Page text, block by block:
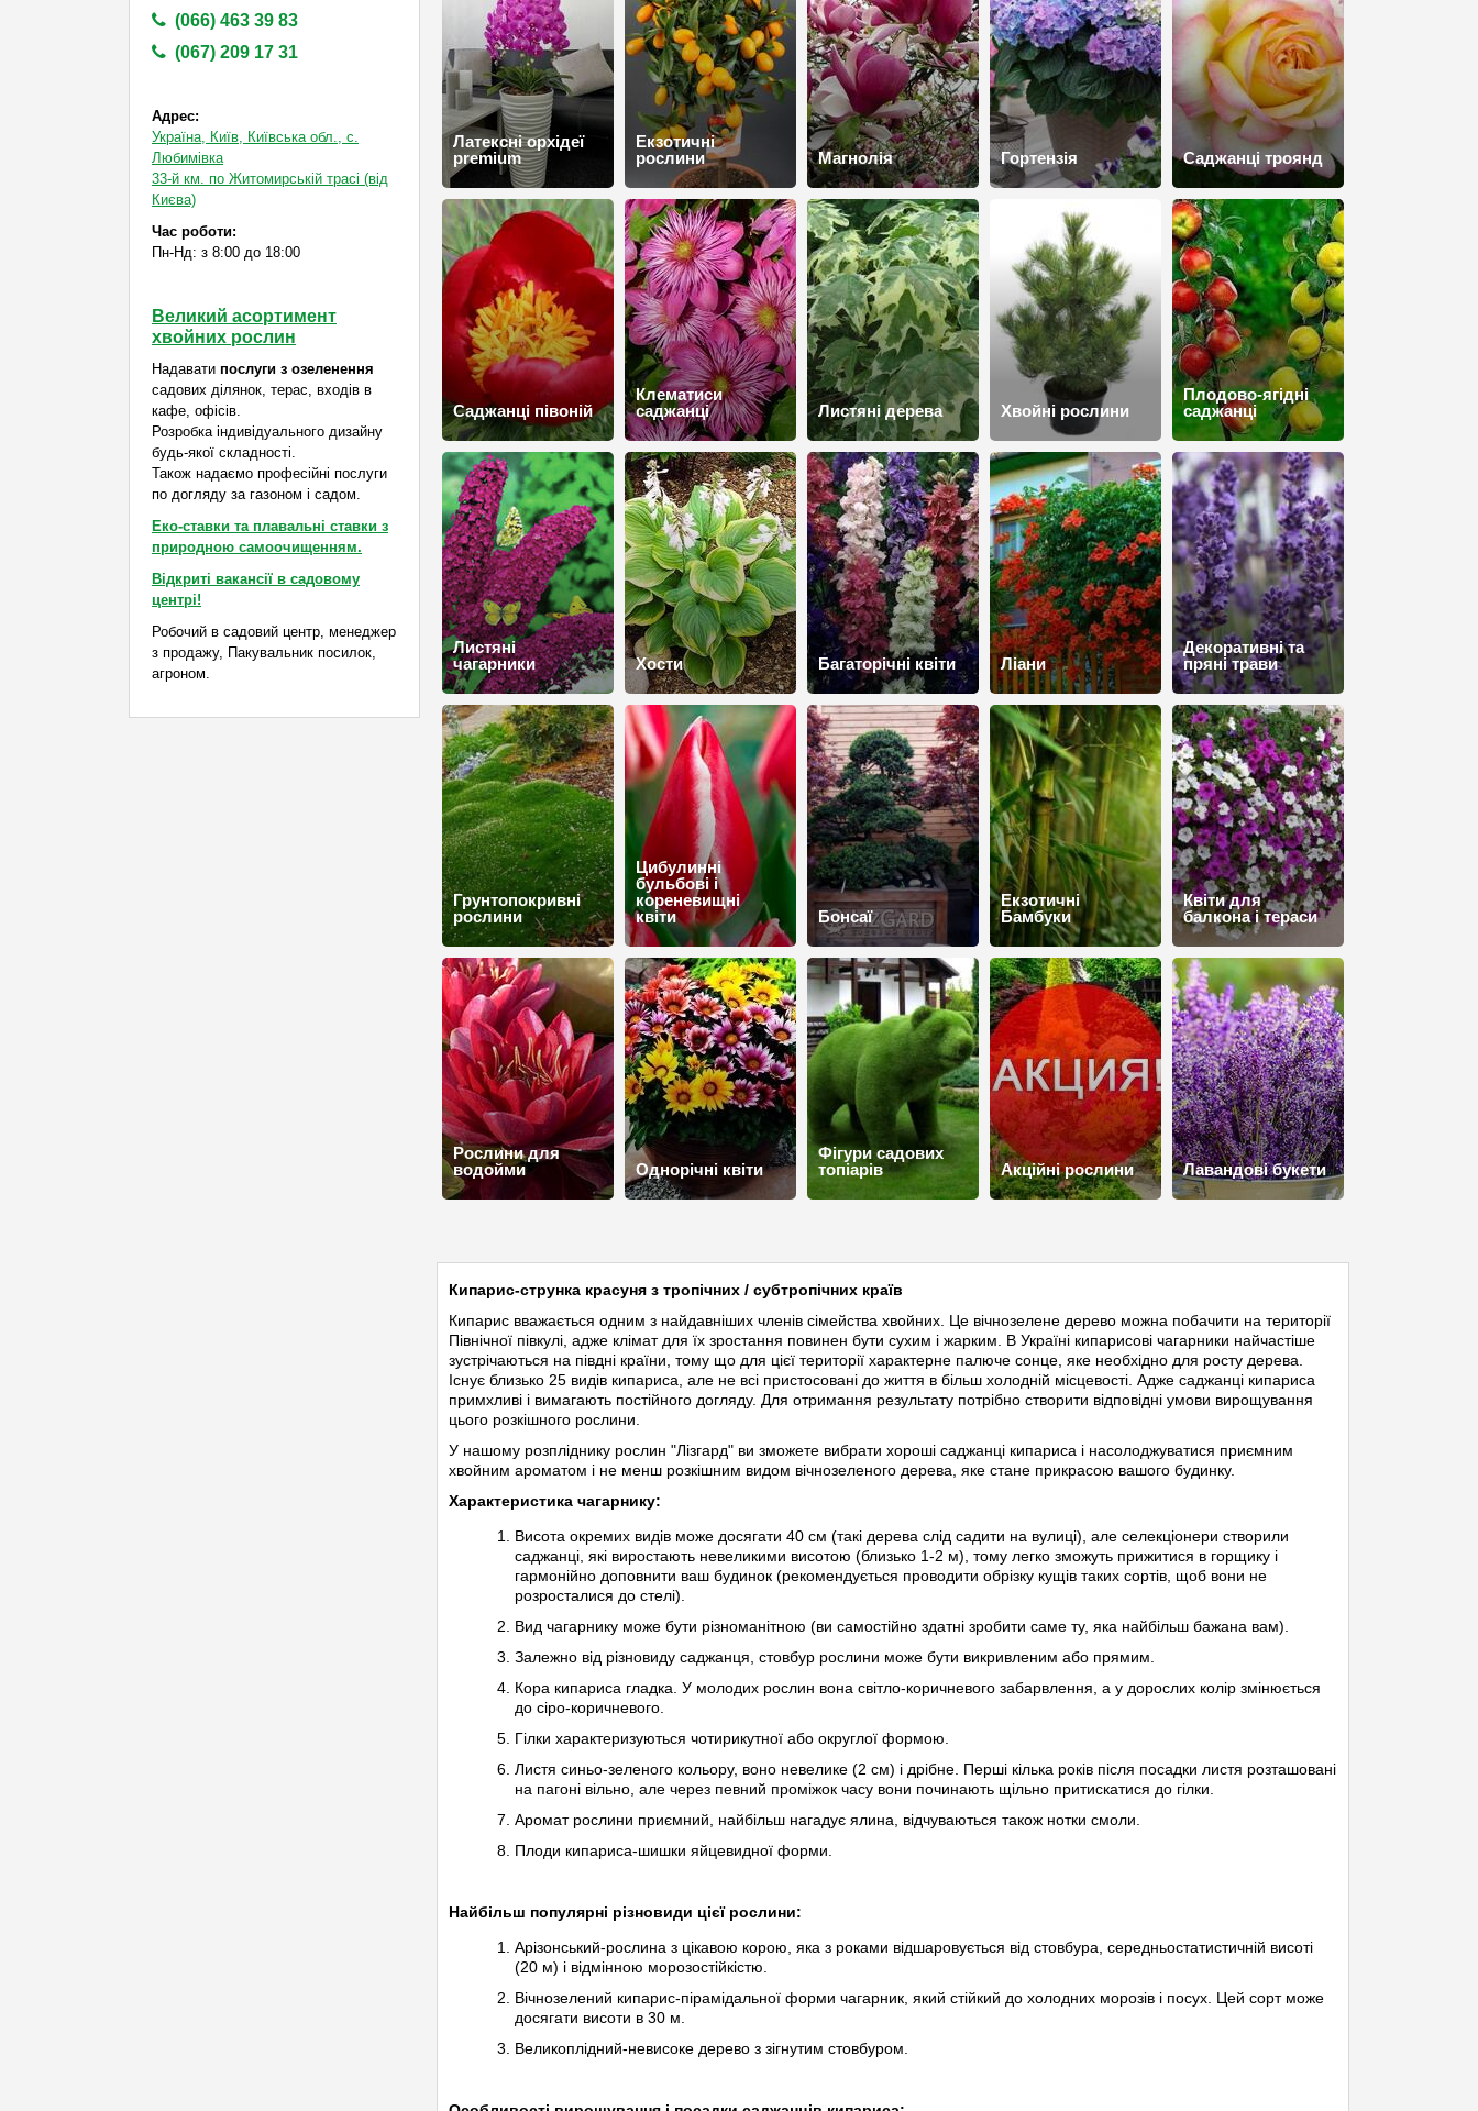
(066) 463 39 83
(067) 209 17 31
Адрес:
Україна, Київ, Київська обл., с.
Любимівка
33-й км. по Житомирській трасі (від
Києва)
Час роботи:
Пн-Нд: з 8:00 до 18:00
Великий асортимент
хвойних рослин
Надавати послуги з озеленення
садових ділянок, терас, входів в
кафе, офісів.
Розробка індивідуального дизайну
будь-якої складності.
Також надаємо професійні послуги
по догляду за газоном і садом.
Еко-ставки та плавальні ставки з
природною самоочищенням.
Відкриті вакансії в садовому
центрі!
Робочий в садовий центр, менеджер
з продажу, Пакувальник посилок,
агроном.
Латексні орхідеї
premium
Екзотичні
рослини
Магнолія Гортензія Саджанці троянд
Саджанці півоній
Клематиси
саджанці
Листяні дерева Хвойні рослини
Плодово-ягідні
саджанці
Листяні
чагарники
Хости Багаторічні квіти Ліани
Декоративні та
пряні трави
Грунтопокривні
рослини
Цибулинні
бульбові і
кореневищні
квіти
Бонсаї
Екзотичні
Бамбуки
Квіти для
балкона і тераси
Рослини для
водойми
Однорічні квіти
Фігури садових
топіарів
Акційні рослини Лавандові букети
Кипарис-струнка красуня з тропічних / субтропічних країв
Кипарис вважається одним з найдавніших членів сімейства хвойних. Це вічнозелене дерево можна побачити на території
Північної півкулі, адже клімат для їх зростання повинен бути сухим і жарким. В Україні кипарисові чагарники найчастіше
зустрічаються на півдні країни, тому що для цієї території характерне палюче сонце, яке необхідно для росту дерева.
Існує близько 25 видів кипариса, але не всі пристосовані до життя в більш холодній місцевості. Адже саджанці кипариса
примхливі і вимагають постійного догляду. Для отримання результату потрібно створити відповідні умови вирощування
цього розкішного рослини.
У нашому розпліднику рослин "Лізгард" ви зможете вибрати хороші саджанці кипариса і насолоджуватися приємним
хвойним ароматом і не менш розкішним видом вічнозеленого дерева, яке стане прикрасою вашого будинку.
Характеристика чагарнику:
Висота окремих видів може досягати 40 см (такі дерева слід садити на вулиці), але селекціонери створили
саджанці, які виростають невеликими висотою (близько 1-2 м), тому легко зможуть прижитися в горщику і
гармонійно доповнити ваш будинок (рекомендується проводити обрізку кущів таких сортів, щоб вони не
розросталися до стелі).
Вид чагарнику може бути різноманітною (ви самостійно здатні зробити саме ту, яка найбільш бажана вам).
Залежно від різновиду саджанця, стовбур рослини може бути викривленим або прямим.
Кора кипариса гладка. У молодих рослин вона світло-коричневого забарвлення, а у дорослих колір змінюється
до сіро-коричневого.
Гілки характеризуються чотирикутної або округлої формою.
Листя синьо-зеленого кольору, воно невелике (2 см) і дрібне. Перші кілька років після посадки листя розташовані
на пагоні вільно, але через певний проміжок часу вони починають щільно притискатися до гілки.
Аромат рослини приємний, найбільш нагадує ялина, відчуваються також нотки смоли.
Плоди кипариса-шишки яйцевидної форми.
Найбільш популярні різновиди цієї рослини:
Арізонський-рослина з цікавою корою, яка з роками відшаровується від стовбура, середньостатистичній висоті
(20 м) і відмінною морозостійкістю.
Вічнозелений кипарис-пірамідальної форми чагарник, який стійкий до холодних морозів і посух. Цей сорт може
досягати висоти в 30 м.
Великоплідний-невисоке дерево з зігнутим стовбуром.